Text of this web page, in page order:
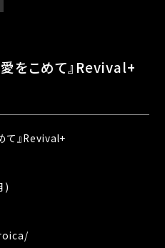
をこめて』Revival+
て』Revival+
)